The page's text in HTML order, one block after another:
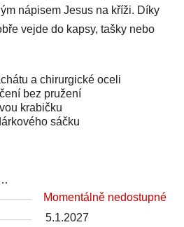
nápisem Jesus na kříži. Díky
vejde do kapsy, tašky nebo
a chirurgické oceli
bez pružení
krabičku
sáčku
Momentálně nedostupné
5.1.2027